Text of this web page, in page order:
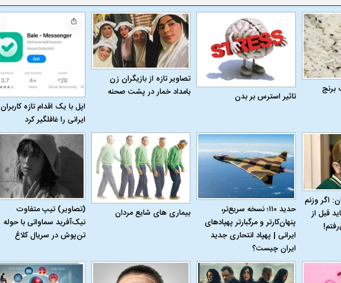
برنج
تاثیر استرس بر بدن
تصاویر تازه از بازیگران زن
بامداد خمار در پشت صحنه
اپل با یک اقدام تازه کاربران
ایرانی را غافلگیر کرد
اگر وزنم
قبل از
حدید ۱۱۰؛ نسخه سریع‌تر،
پنهان‌کارتر و مرگبارتر پهپادهای
ایرانی | پهپاد انتحاری جدید
ایران چیست؟
بیماری‌ های شایع مردان
(تصاویر) تیپ متفاوت
نیک‌آفرید سماواتی با حوله
تن‌پوش در سریال کلاغ
یک سلسله |
شاه در ایران
ریشه‌های عزاداری ماه محرم در فرهنگ
و تاریخ ایران
عزاداری ماه محرم در دوران قاجار چگونه